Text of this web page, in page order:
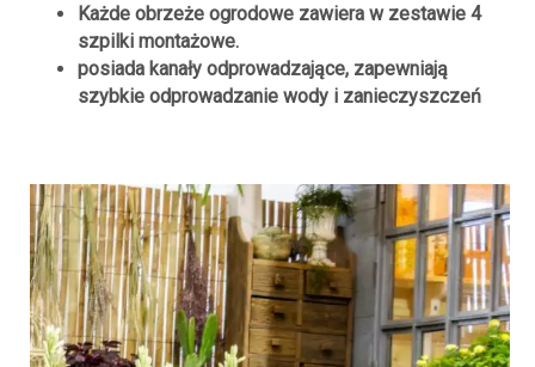
Każde obrzeże ogrodowe zawiera w zestawie 4
szpilki montażowe.
posiada kanały odprowadzające, zapewniają
szybkie odprowadzanie wody i zanieczyszczeń